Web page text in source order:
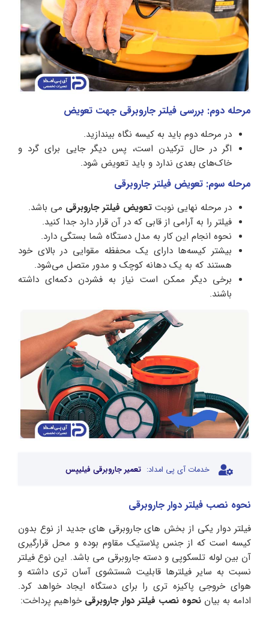
مرحله دوم: بررسی فیلتر جاروبرقی جهت تعویض
در مرحله دوم باید به کیسه نگاه بیندازید.
اگر در حال ترکیدن است، پس دیگر جایی برای گرد و
خاک‌های بعدی ندارد و باید تعویض شود.
مرحله سوم: تعویض فیلتر جاروبرقی
در مرحله نهایی نوبت تعویض فیلتر جاروبرقی می باشد.
فیلتر را به آرامی از قابی که در آن قرار دارد جدا کنید.
نحوه انجام این کار به مدل دستگاه شما بستگی دارد.
بیشتر کیسه‌ها دارای یک محفظه مقوایی در بالای خود
هستند که به یک دهانه کوچک و مدور متصل می‌شود.
برخی دیگر ممکن است نیاز به فشردن دکمه‌ای داشته
باشند.
خدمات آی پی امداد: تعمیر جاروبرقی فیلیپس
نحوه نصب فیلتر دوار جاروبرقی
فیلتر دوار یکی از بخش های جاروبرقی های جدید از نوع بدون
کیسه است که از جنس پلاستیک مقاوم بوده و محل قرارگیری
آن بین لوله تلسکوپی و دسته جاروبرقی می باشد. این نوع فیلتر
نسبت به سایر فیلترها قابلیت شستشوی آسان تری داشته و
هوای خروجی پاکیزه تری را برای دستگاه ایجاد خواهد کرد.
ادامه به بیان نحوه نصب فیلتر دوار جاروبرقی خواهیم پرداخت: